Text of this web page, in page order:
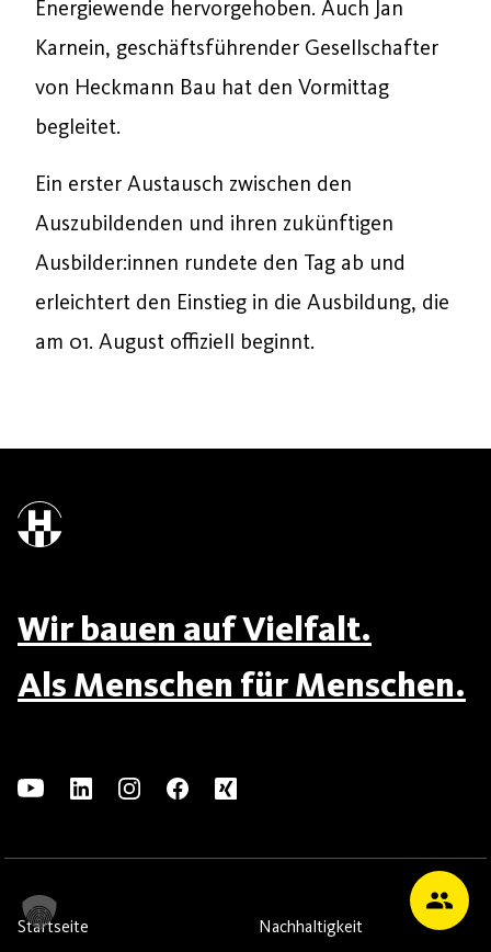
Energiewende hervorgehoben. Auch Jan
Karnein, geschäftsführender Gesellschafter
von Heckmann Bau hat den Vormittag
begleitet.
Ein erster Austausch zwischen den
Auszubildenden und ihren zukünftigen
Ausbilder:innen rundete den Tag ab und
erleichtert den Einstieg in die Ausbildung, die
am 01. August offiziell beginnt.
Wir bauen auf Vielfalt.
Als Menschen für Menschen.
Startseite Nachhaltigkeit